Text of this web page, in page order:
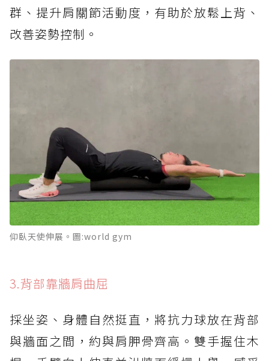
群、提升肩關節活動度，有助於放鬆上背、
改善姿勢控制。
仰臥天使伸展。圖:world gym
3.背部靠牆肩曲屈
採坐姿、身體自然挺直，將抗力球放在背部
與牆面之間，約與肩胛骨齊高。雙手握住木